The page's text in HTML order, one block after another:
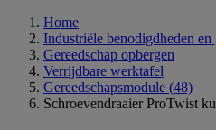
Home
Industriële benodigdheden en
Gereedschap opbergen
Verrijdbare werktafel
Gereedschapsmodule (48)
Schroevendraaier ProTwist